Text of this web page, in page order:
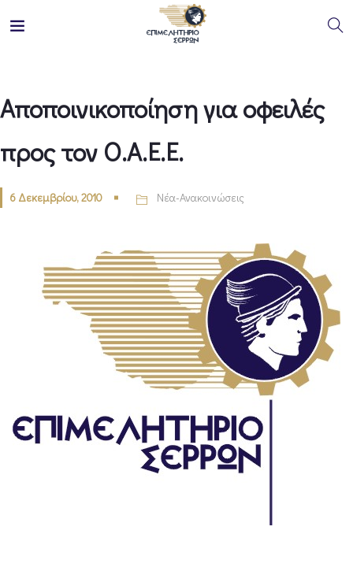
Αποποινικοποίηση για οφειλές
προς τον Ο.Α.Ε.Ε.
6 Δεκεμβρίου, 2010 Νέα-Ανακοινώσεις